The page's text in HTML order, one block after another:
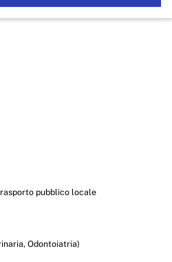
pubblico locale
Odontoiatria)